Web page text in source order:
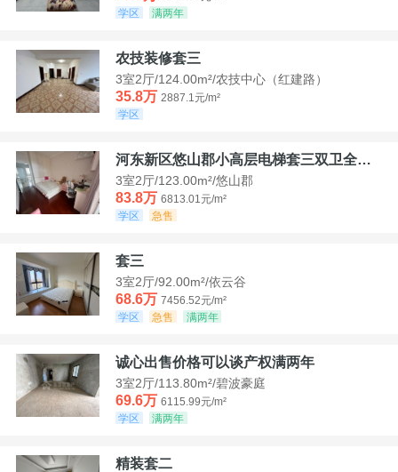
学区
满两年
农技装修套三
3室2厅/124.00m²/农技中心（红建路）
35.8万 2887.1元/m²
学区
河东新区悠山郡小高层电梯套三双卫全装带家具家电
3室2厅/123.00m²/悠山郡
83.8万 6813.01元/m²
学区
急售
套三
3室2厅/92.00m²/依云谷
68.6万 7456.52元/m²
学区
急售 满两年
诚心出售价格可以谈产权满两年
3室2厅/113.80m²/碧波豪庭
69.6万 6115.99元/m²
学区
满两年
精装套二